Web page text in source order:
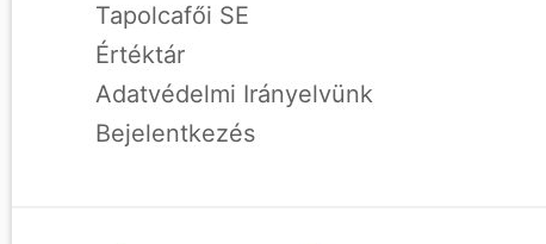
Tapolcafői SE
Értéktár
Adatvédelmi Irányelvünk
Bejelentkezés